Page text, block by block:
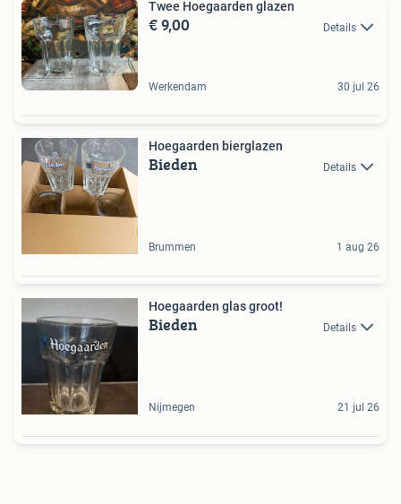
Twee Hoegaarden glazen
€ 9,00 Details
Werkendam 30 jul 26
Hoegaarden bierglazen
Bieden Details
Brummen 1 aug 26
Hoegaarden glas groot!
Bieden Details
Nijmegen 21 jul 26